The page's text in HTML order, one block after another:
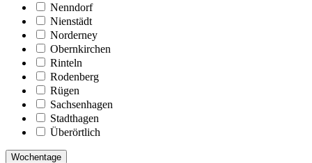
Nenndorf
Nienstädt
Norderney
Obernkirchen
Rinteln
Rodenberg
Rügen
Sachsenhagen
Stadthagen
Überörtlich
Wochentage